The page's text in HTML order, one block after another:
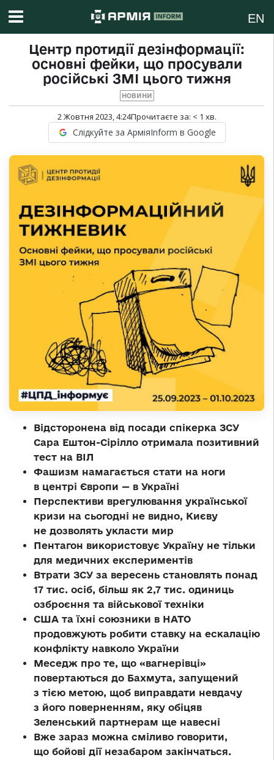
EN
Центр протидії дезінформації:
основні фейки, що просували
російські ЗМІ цього тижня
НОВИНИ
2 Жовтня 2023, 4:24Прочитаєте за: < 1 хв.
Слідкуйте за АрміяInform в Google
Відсторонена від посади спікерка ЗСУ
Сара Ештон-Сірілло отримала позитивний
тест на ВІЛ
Фашизм намагається стати на ноги
в центрі Європи — в Україні
Перспективи врегулювання української
кризи на сьогодні не видно, Києву
не дозволять укласти мир
Пентагон використовує Україну не тільки
для медичних експериментів
Втрати ЗСУ за вересень становлять понад
17 тис. осіб, більш як 2,7 тис. одиниць
озброєння та військової техніки
США та їхні союзники в НАТО
продовжують робити ставку на ескалацію
конфлікту навколо України
Меседж про те, що «вагнерівці»
повертаються до Бахмута, запущений
з тією метою, щоб виправдати невдачу
з його поверненням, яку обіцяв
Зеленський партнерам ще навесні
Вже зараз можна сміливо говорити,
що бойові дії незабаром закінчаться.